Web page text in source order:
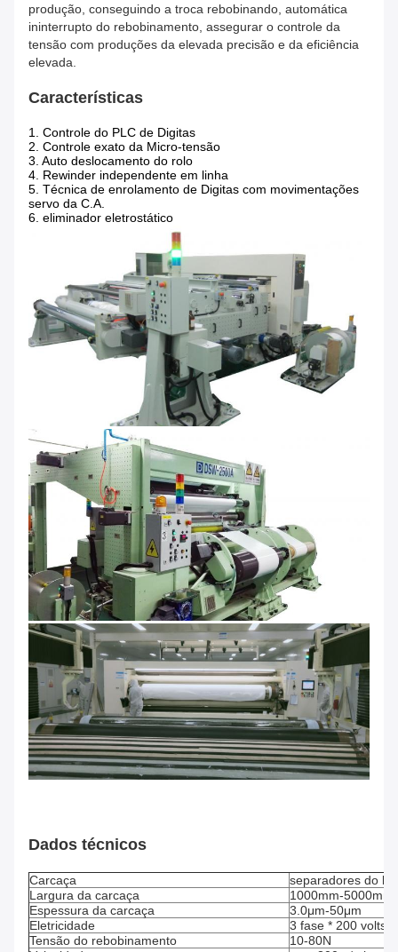
produção, conseguindo a troca rebobinando, automática
ininterrupto do rebobinamento, assegurar o controle da
tensão com produções da elevada precisão e da eficiência
elevada.
Características
1. Controle do PLC de Digitas
2. Controle exato da Micro-tensão
3. Auto deslocamento do rolo
4. Rewinder independente em linha
5. Técnica de enrolamento de Digitas com movimentações
servo da C.A.
6. eliminador eletrostático
Dados técnicos
Carcaça
separadores do
Largura da carcaça
1000mm-5000mm
Espessura da carcaça
3.0μm-50μm
Eletricidade
3 fase * 200 volts
Tensão do rebobinamento
10-80N